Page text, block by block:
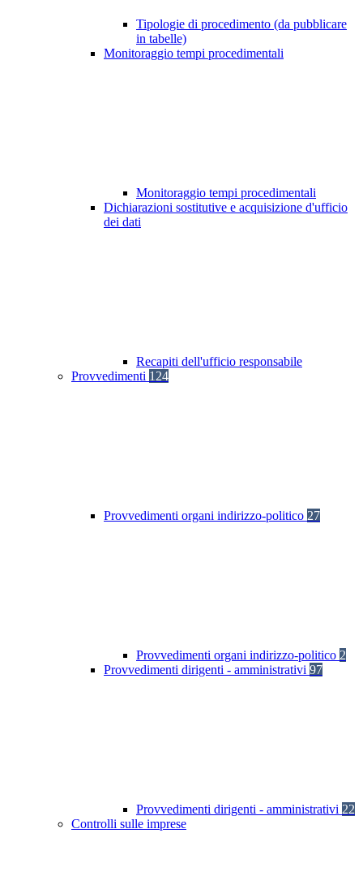
Tipologie di procedimento (da pubblicare
in tabelle)
Monitoraggio tempi procedimentali
Monitoraggio tempi procedimentali
Dichiarazioni sostitutive e acquisizione d'ufficio
dei dati
Recapiti dell'ufficio responsabile
Provvedimenti 124
Provvedimenti organi indirizzo-politico 27
Provvedimenti organi indirizzo-politico 2
Provvedimenti dirigenti - amministrativi 97
Provvedimenti dirigenti - amministrativi 22
Controlli sulle imprese